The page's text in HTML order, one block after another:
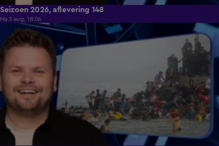
Seizoen 2026, aflevering 148
Ma 3 aug, 18:06
46:29